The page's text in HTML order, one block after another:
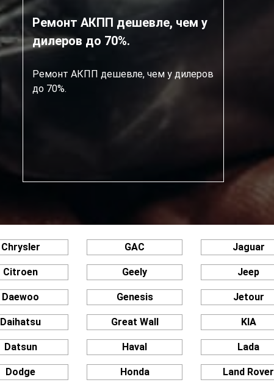
Ремонт АКПП дешевле, чем у
дилеров до 70%.
Ремонт АКПП дешевле, чем у дилеров
до 70%.
Chrysler
Citroen
Daewoo
Daihatsu
Datsun
Dodge
GAC
Geely
Genesis
Great Wall
Haval
Honda
Jaguar
Jeep
Jetour
KIA
Lada
Land Rover